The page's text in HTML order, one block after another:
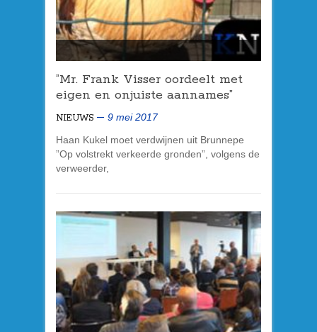
”Mr. Frank Visser oordeelt met
eigen en onjuiste aannames”
NIEUWS
9 mei 2017
Haan Kukel moet verdwijnen uit Brunnepe
”Op volstrekt verkeerde gronden”, volgens de
verweerder,